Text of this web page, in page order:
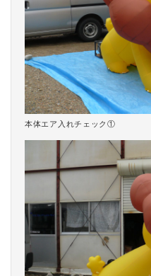
本体エア入れチェック①